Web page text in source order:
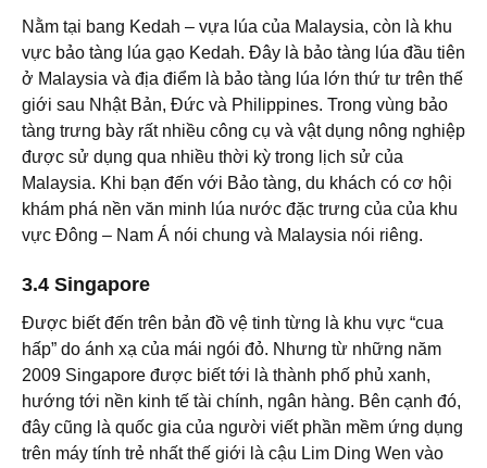
Nằm tại bang Kedah – vựa lúa của Malaysia, còn là khu
vực bảo tàng lúa gạo Kedah. Đây là bảo tàng lúa đầu tiên
ở Malaysia và địa điểm là bảo tàng lúa lớn thứ tư trên thế
giới sau Nhật Bản, Đức và Philippines. Trong vùng bảo
tàng trưng bày rất nhiều công cụ và vật dụng nông nghiệp
được sử dụng qua nhiều thời kỳ trong lịch sử của
Malaysia. Khi bạn đến với Bảo tàng, du khách có cơ hội
khám phá nền văn minh lúa nước đặc trưng của của khu
vực Đông – Nam Á nói chung và Malaysia nói riêng.
3.4 Singapore
Được biết đến trên bản đồ vệ tinh từng là khu vực “cua
hấp” do ánh xạ của mái ngói đỏ. Nhưng từ những năm
2009 Singapore được biết tới là thành phố phủ xanh,
hướng tới nền kinh tế tài chính, ngân hàng. Bên cạnh đó,
đây cũng là quốc gia của người viết phần mềm ứng dụng
trên máy tính trẻ nhất thế giới là cậu Lim Ding Wen vào